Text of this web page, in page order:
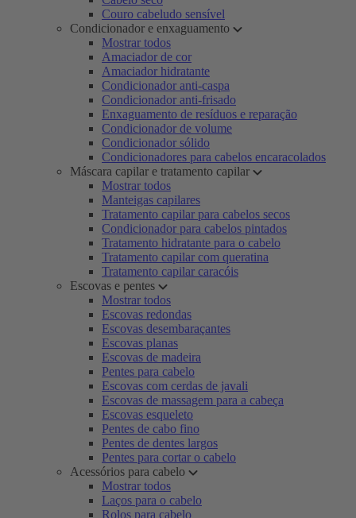
Couro cabeludo sensível
Condicionador e enxaguamento
Mostrar todos
Amaciador de cor
Amaciador hidratante
Condicionador anti-caspa
Condicionador anti-frisado
Enxaguamento de resíduos e reparação
Condicionador de volume
Condicionador sólido
Condicionadores para cabelos encaracolados
Máscara capilar e tratamento capilar
Mostrar todos
Manteigas capilares
Tratamento capilar para cabelos secos
Condicionador para cabelos pintados
Tratamento hidratante para o cabelo
Tratamento capilar com queratina
Tratamento capilar caracóis
Escovas e pentes
Mostrar todos
Escovas redondas
Escovas desembaraçantes
Escovas planas
Escovas de madeira
Pentes para cabelo
Escovas com cerdas de javali
Escovas de massagem para a cabeça
Escovas esqueleto
Pentes de cabo fino
Pentes de dentes largos
Pentes para cortar o cabelo
Acessórios para cabelo
Mostrar todos
Laços para o cabelo
Rolos para cabelo